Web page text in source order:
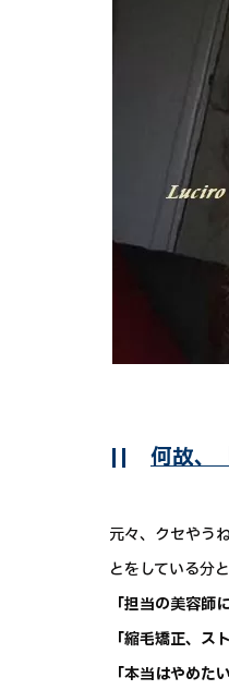
|| 何故、
元々、クセやう
とをしている分
「担当の美容師
「縮毛矯正、ス
「本当はやめた